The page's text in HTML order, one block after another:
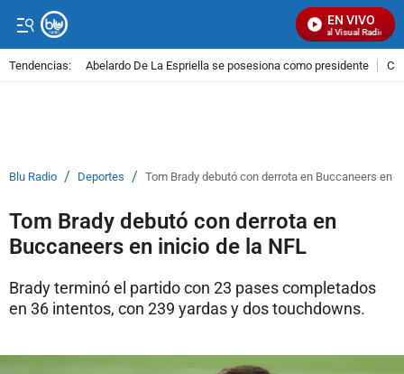
EN VIVO
Señal Visual Radio
Tendencias: Abelardo De La Espriella se posesiona como presidente
Blu Radio / Deportes / Tom Brady debutó con derrota en Buccaneers en
Tom Brady debutó con derrota en
Buccaneers en inicio de la NFL
Brady terminó el partido con 23 pases completados
en 36 intentos, con 239 yardas y dos touchdowns.